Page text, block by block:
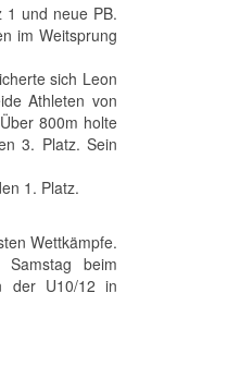
1 und neue PB.
im Weitsprung
sich Leon
Athleten von
800m holte
3. Platz. Sein
1. Platz.
Wettkämpfe.
beim
der U10/12 in